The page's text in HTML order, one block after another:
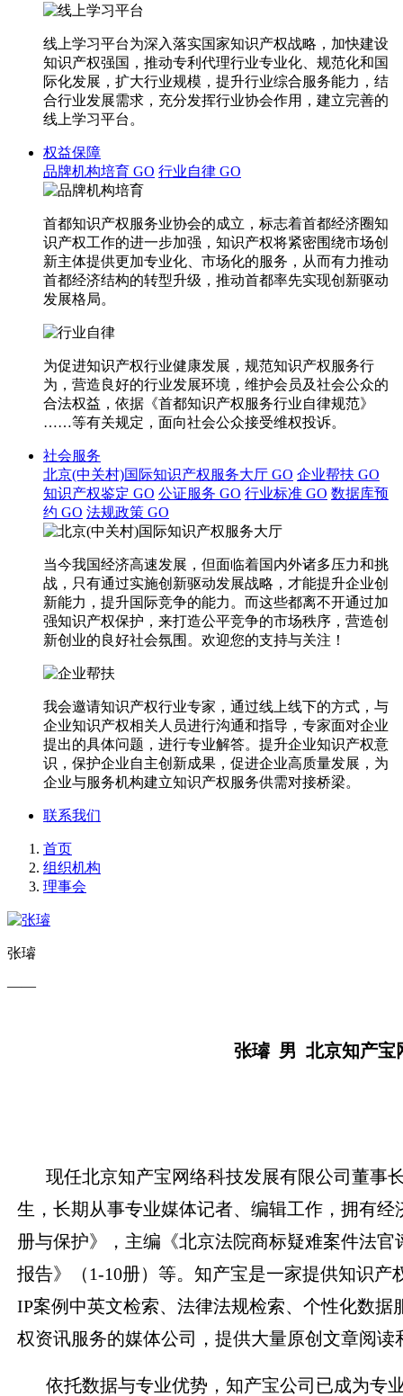
线上学习平台为深入落实国家知识产权战略，加快建设
知识产权强国，推动专利代理行业专业化、规范化和国
际化发展，扩大行业规模，提升行业综合服务能力，结
合行业发展需求，充分发挥行业协会作用，建立完善的
线上学习平台。
权益保障
品牌机构培育 GO 行业自律 GO
首都知识产权服务业协会的成立，标志着首都经济圈知
识产权工作的进一步加强，知识产权将紧密围绕市场创
新主体提供更加专业化、市场化的服务，从而有力推动
首都经济结构的转型升级，推动首都率先实现创新驱动
发展格局。
为促进知识产权行业健康发展，规范知识产权服务行
为，营造良好的行业发展环境，维护会员及社会公众的
合法权益，依据《首都知识产权服务行业自律规范》
……等有关规定，面向社会公众接受维权投诉。
社会服务
北京(中关村)国际知识产权服务大厅 GO 企业帮扶 GO
知识产权鉴定 GO 公证服务 GO 行业标准 GO 数据库预
约 GO 法规政策 GO
当今我国经济高速发展，但面临着国内外诸多压力和挑
战，只有通过实施创新驱动发展战略，才能提升企业创
新能力，提升国际竞争的能力。而这些都离不开通过加
强知识产权保护，来打造公平竞争的市场秩序，营造创
新创业的良好社会氛围。欢迎您的支持与关注！
我会邀请知识产权行业专家，通过线上线下的方式，与
企业知识产权相关人员进行沟通和指导，专家面对企业
提出的具体问题，进行专业解答。提升企业知识产权意
识，保护企业自主创新成果，促进企业高质量发展，为
企业与服务机构建立知识产权服务供需对接桥梁。
联系我们
首页
组织机构
理事会
张璿
——
张璿 男 北京知产宝
现任北京知产宝网络科技发展有限公司董事
生，长期从事专业媒体记者、编辑工作，拥有
册与保护》，主编《北京法院商标疑难案件法
报告》（1-10册）等。知产宝是一家提供知识
IP案例中英文检索、法律法规检索、个性化数
权资讯服务的媒体公司，提供大量原创文章阅读
依托数据与专业优势，知产宝公司已成为专